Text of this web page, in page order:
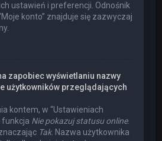
ustawień i preferencji. Odnośnik
konto” znajduje się zazwyczaj
zapobiec wyświetlaniu nazwy
użytkowników przeglądających
kontem, w “Ustawieniach
funkcja Nie pokazuj statusu online.
Tak. Nazwa użytkownika